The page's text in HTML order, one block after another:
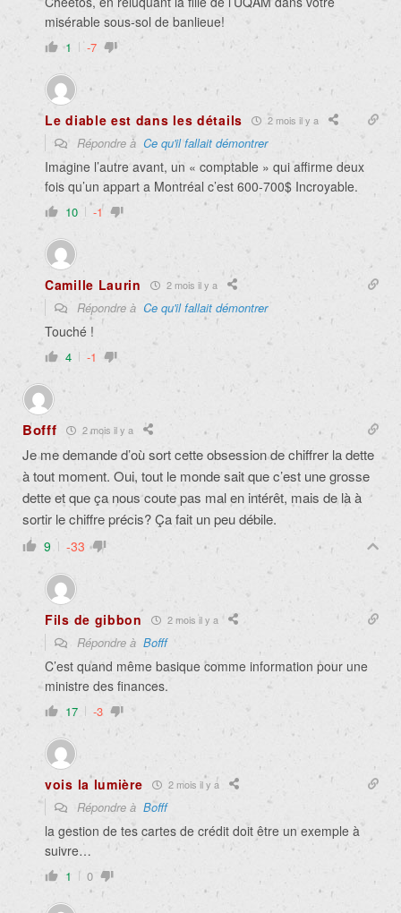
misérable sous-sol de banlieue!
1 -7
Le diable est dans les détails 2 mois il y a
Répondre à Ce qu'il fallait démontrer
Imagine l’autre avant, un « comptable » qui affirme deux
fois qu’un appart a Montréal c’est 600-700$ Incroyable.
10 -1
Camille Laurin 2 mois il y a
Répondre à Ce qu'il fallait démontrer
Touché !
4 -1
Bofff 2 mois il y a
Je me demande d’où sort cette obsession de chiffrer la dette
à tout moment. Oui, tout le monde sait que c’est une grosse
dette et que ça nous coute pas mal en intérêt, mais de là à
sortir le chiffre précis? Ça fait un peu débile.
9 -33
Fils de gibbon 2 mois il y a
Répondre à Bofff
C’est quand même basique comme information pour une
ministre des finances.
17 -3
vois la lumière 2 mois il y a
Répondre à Bofff
la gestion de tes cartes de crédit doit être un exemple à
suivre…
1 0